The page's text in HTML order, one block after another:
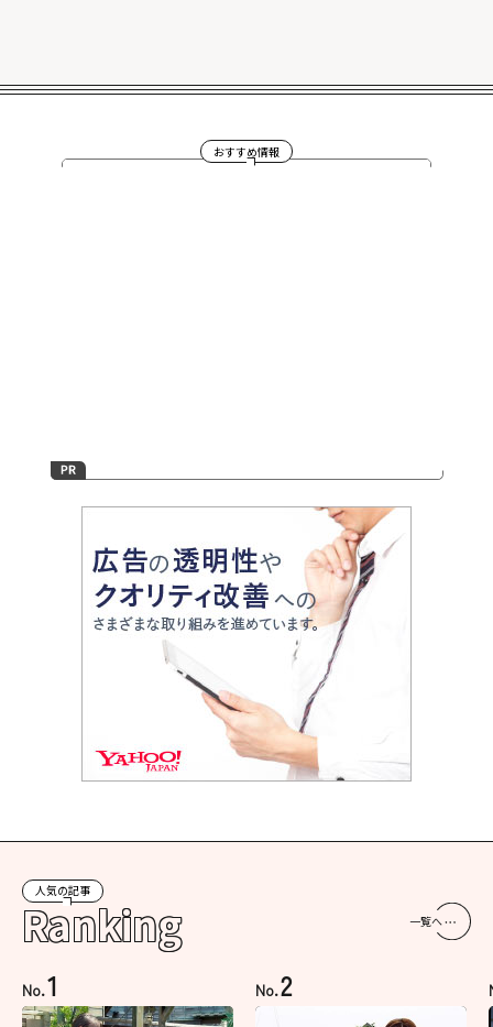
おすすめ情報
人気の記事
Ranking 一覧へ
No.1 No.2